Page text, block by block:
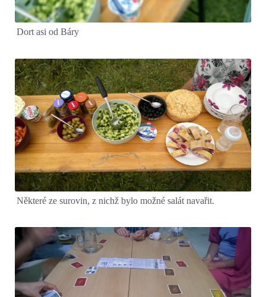
Dort asi od Báry
Některé ze surovin, z nichž bylo možné salát navařit.